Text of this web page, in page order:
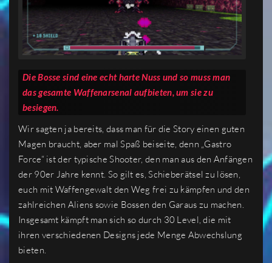
Die Bosse sind eine echt harte Nuss und so muss man
das gesamte Waffenarsenal aufbieten, um sie zu
besiegen.
Wir sagten ja bereits, dass man für die Story einen guten
Magen braucht, aber mal Spaß beiseite, denn „Gastro
Force“ ist der typische Shooter, den man aus den Anfängen
der 90er Jahre kennt. So gilt es, Schieberätsel zu lösen,
euch mit Waffengewalt den Weg frei zu kämpfen und den
zahlreichen Aliens sowie Bossen den Garaus zu machen.
Insgesamt kämpft man sich so durch 30 Level, die mit
ihren verschiedenen Designs jede Menge Abwechslung
bieten.